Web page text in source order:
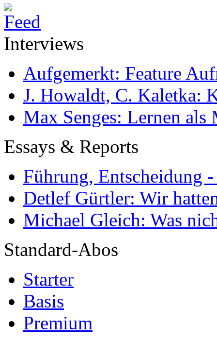
Interviews
Aufgemerkt: Feature
J. Howaldt, C. Kaletka:
Max Senges: Lernen als
Essays & Reports
Führung, Entscheidung
Detlef Gürtler: Wir
Michael Gleich: Was
Standard-Abos
Starter
Basis
Premium